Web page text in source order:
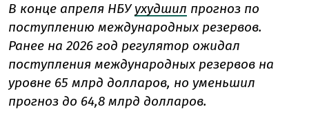
В конце апреля НБУ ухудшил прогноз по
поступлению международных резервов.
Ранее на 2026 год регулятор ожидал
поступления международных резервов на
уровне 65 млрд долларов, но уменьшил
прогноз до 64,8 млрд долларов.